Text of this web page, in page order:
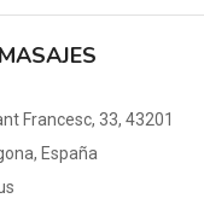
Francesc, 33, 43201
España